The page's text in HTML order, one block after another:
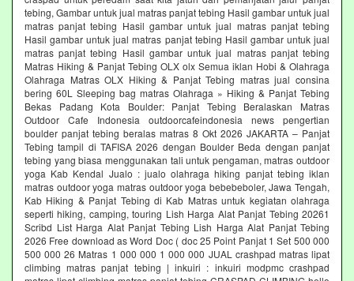
tebing, Gambar untuk jual matras panjat tebing Hasil gambar untuk jual
matras panjat tebing Hasil gambar untuk jual matras panjat tebing
Hasil gambar untuk jual matras panjat tebing Hasil gambar untuk jual
matras panjat tebing Hasil gambar untuk jual matras panjat tebing
Matras Hiking & Panjat Tebing OLX olx Semua iklan Hobi & Olahraga
Olahraga Matras OLX Hiking & Panjat Tebing matras jual consina
bering 60L Sleeping bag matras Olahraga » Hiking & Panjat Tebing
Bekas Padang Kota Boulder: Panjat Tebing Beralaskan Matras
Outdoor Cafe Indonesia outdoorcafeindonesia news pengertian
boulder panjat tebing beralas matras 8 Okt 2026 JAKARTA – Panjat
Tebing tampil di TAFISA 2026 dengan Boulder Beda dengan panjat
tebing yang biasa menggunakan tali untuk pengaman, matras outdoor
yoga Kab Kendal Jualo : jualo olahraga hiking panjat tebing iklan
matras outdoor yoga matras outdoor yoga bebebeboler, Jawa Tengah,
Kab Hiking & Panjat Tebing di Kab Matras untuk kegiatan olahraga
seperti hiking, camping, touring Lish Harga Alat Panjat Tebing 20261
Scribd List Harga Alat Panjat Tebing Lish Harga Alat Panjat Tebing
2026 Free download as Word Doc ( doc 25 Point Panjat 1 Set 500 000
500 000 26 Matras 1 000 000 1 000 000 JUAL crashpad matras lipat
climbing matras panjat tebing | inkuiri : inkuiri modpmc crashpad